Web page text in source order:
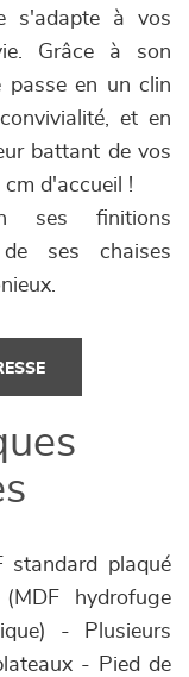
s'adapte à vos
Grâce à son
passe en un clin
et en
battant de vos
d'accueil !
ses finitions
de ses chaises
plaqué
hydrofuge
- Plusieurs
- Pied de